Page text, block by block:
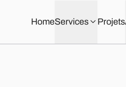
HomeServices Projets